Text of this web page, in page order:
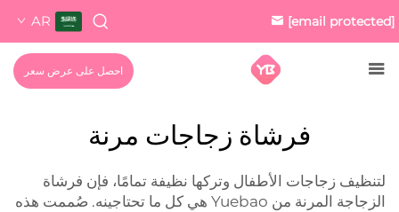
[email protected]
AR
احصل على عرض سعر
فرشاة زجاجات مرنة
لتنظيف زجاجات الأطفال وتركها نظيفة تمامًا، فإن فرشاة
الزجاجة المرنة من Yuebao هي كل ما تحتاجينه. صُممت هذه